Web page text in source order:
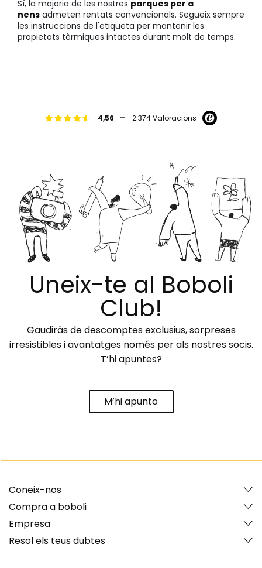
Sí, la majoria de les nostres parques per a
nens admeten rentats convencionals. Segueix sempre
les instruccions de l'etiqueta per mantenir les
propietats tèrmiques intactes durant molt de temps.
4,56 - 2.374 Valoracions
Uneix-te al Boboli
Club!
Gaudiràs de descomptes exclusius, sorpreses
irresistibles i avantatges només per als nostres socis.
T’hi apuntes?
M’hi apunto
Coneix-nos
Compra a boboli
Empresa
Resol els teus dubtes